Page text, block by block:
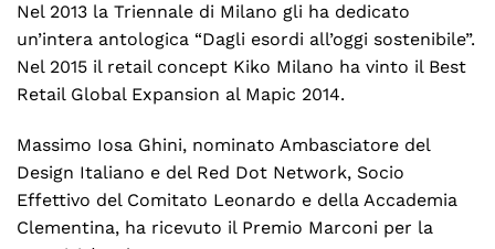
Nel 2013 la Triennale di Milano gli ha dedicato
un’intera antologica “Dagli esordi all’oggi sostenibile”.
Nel 2015 il retail concept Kiko Milano ha vinto il Best
Retail Global Expansion al Mapic 2014.
Massimo Iosa Ghini, nominato Ambasciatore del
Design Italiano e del Red Dot Network, Socio
Effettivo del Comitato Leonardo e della Accademia
Clementina, ha ricevuto il Premio Marconi per la